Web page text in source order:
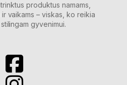
produktus namams,
vaikams – viskas, ko reikia
gyvenimui.